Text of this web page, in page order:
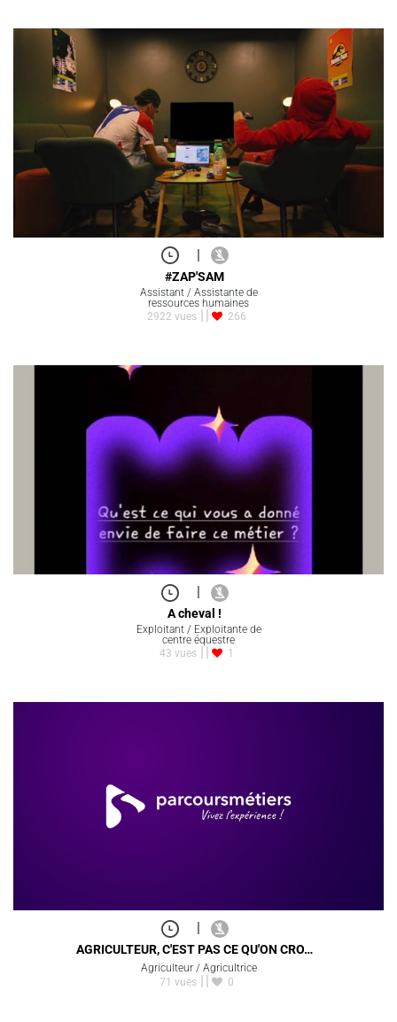
|
#ZAP'SAM
Assistant / Assistante de
ressources humaines
2922 vues
266
|
A cheval !
Exploitant / Exploitante de
centre équestre
43 vues
1
|
AGRICULTEUR, C'EST PAS CE QU'ON CRO…
Agriculteur / Agricultrice
71 vues
0